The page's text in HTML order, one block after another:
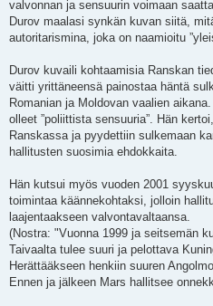
valvonnan ja sensuurin voimaan
Durov maalasi synkän kuvan siitä,
autoritarismina, joka on naamioitu
Durov kuvaili kohtaamisia Ranskan
väitti yrittäneensä painostaa häntä
Romanian ja Moldovan vaalien
olleet ”poliittista sensuuria”. Hän
Ranskassa ja pyydettiin sulkemaan
hallitusten suosimia ehdokkaita.
Hän kutsui myös vuoden 2001
toimintaa käännekohtaksi, jolloin
laajentaakseen valvontavaltaansa.
(Nostra: "Vuonna 1999 ja seitsemän
Taivaalta tulee suuri ja pelottava
Herättääkseen henkiin suuren
Ennen ja jälkeen Mars hallitsee